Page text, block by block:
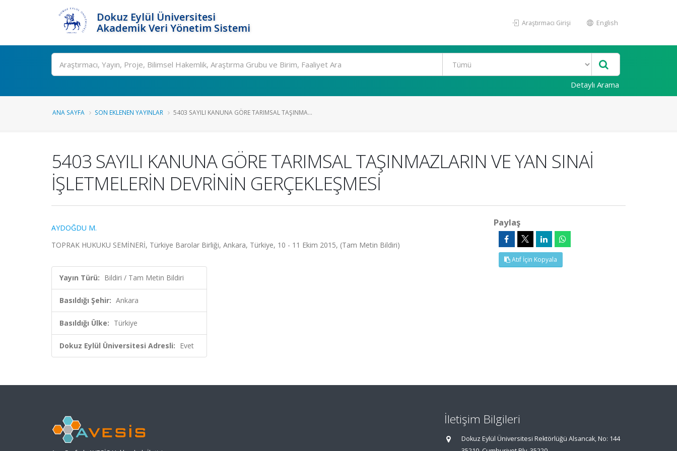
Dokuz Eylül Üniversitesi
Akademik Veri Yönetim Sistemi
Araştırmacı Girişi English
Ara
Detaylı Arama
ANA SAYFA SON EKLENEN YAYINLAR 5403 SAYILI KANUNA GÖRE TARIMSAL TAŞINMA...
5403 SAYILI KANUNA GÖRE TARIMSAL TAŞINMAZLARIN VE YAN SINAİ
İŞLETMELERİN DEVRİNİN GERÇEKLEŞMESİ
AYDOĞDU M.
TOPRAK HUKUKU SEMİNERİ, Türkiye Barolar Birliği, Ankara, Türkiye, 10 - 11 Ekim 2015, (Tam Metin Bildiri)
Yayın Türü: Bildiri / Tam Metin Bildiri
Basıldığı Şehir: Ankara
Basıldığı Ülke: Türkiye
Dokuz Eylül Üniversitesi Adresli: Evet
Paylaş
Atıf İçin Kopyala
İletişim Bilgileri
Dokuz Eylül Üniversitesi Rektörlüğü Alsancak, No: 144